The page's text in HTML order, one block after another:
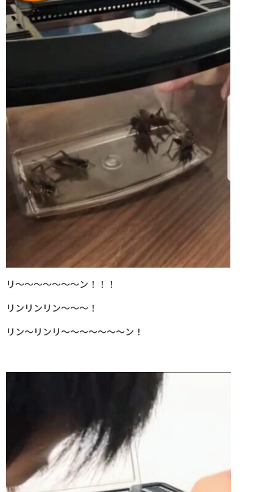
リ～～～～～～～ン！！！
リンリンリン～～～！
リン～リンリ～～～～～～～ン！